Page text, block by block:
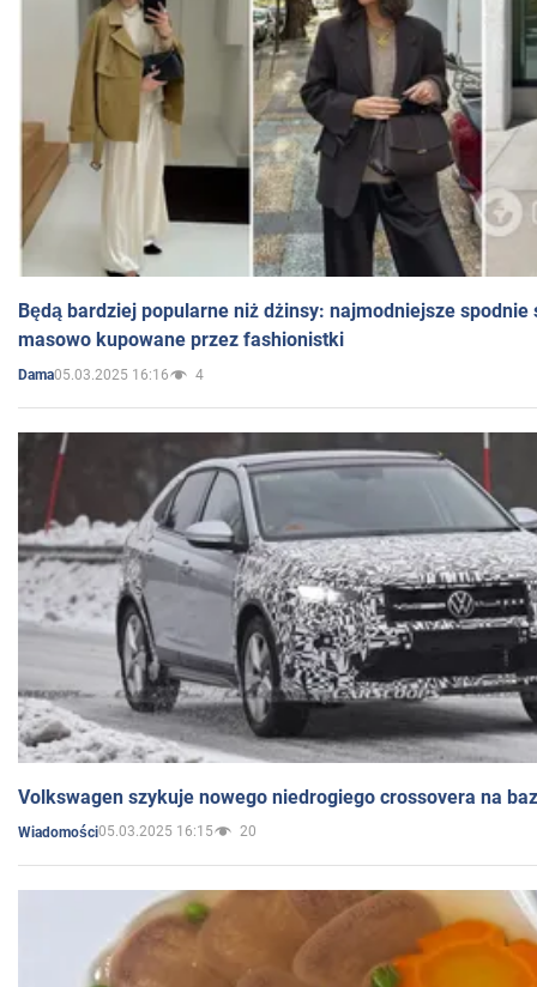
Będą bardziej popularne niż dżinsy: najmodniejsze spodnie
masowo kupowane przez fashionistki
Dama05.03.2025 16:16 4
Volkswagen szykuje nowego niedrogiego crossovera na
Wiadomości05.03.2025 16:15 20